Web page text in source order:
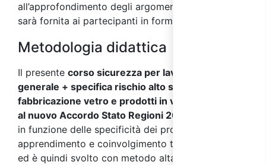
all’approfondimento degli argomenti affrontati,
sarà fornita ai partecipanti in formato digitale.
Metodologia didattica
Il presente corso sicurezza per lavoratori parte
generale + specifica rischio alto settore
fabbricazione vetro e prodotti in vetro, conforme
al nuovo Accordo Stato Regioni 2025
in funzione delle specificità dei processi di
apprendimento e coinvolgimento tipici degli adulti
ed è quindi svolto con metodo altamente